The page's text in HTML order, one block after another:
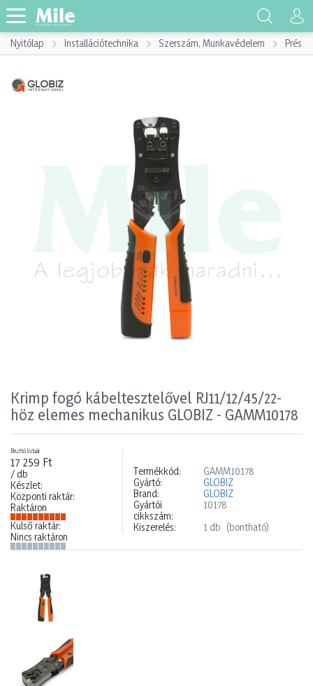
Nyitólap Installációtechnika Szerszám, Munkavédelem
Krimp fogó kábeltesztelővel RJ11/12/45/22-
höz elemes mechanikus GLOBIZ - GAMM10178
Bruttó listaár
17 259 Ft
/ db
Készlet:
Központi raktár:
Raktáron
Külső raktár:
Nincs raktáron
Termékkód:
GAMM10178
Gyártó:
GLOBIZ
Brand:
GLOBIZ
Gyártói
cikkszám:
10178
Kiszerelés:
1 db (bontható)